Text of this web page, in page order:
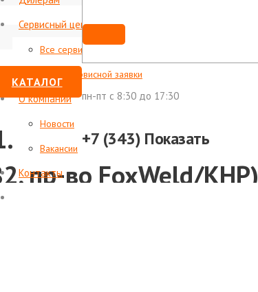
Сервисный центр
Все сервисные центры
Статус сервисной заявки
О компании
Новости
Вакансии
Контакты
КАТАЛОГ
пн-пт c 8:30 до 17:30
+7 (343) Показать
(CuCrZr)
пр-во FoxWeld/КНР)